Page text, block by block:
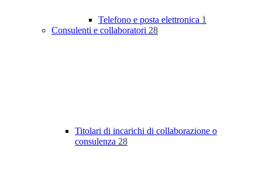
Telefono e posta elettronica 1
Consulenti e collaboratori 28
Titolari di incarichi di collaborazione o
consulenza 28